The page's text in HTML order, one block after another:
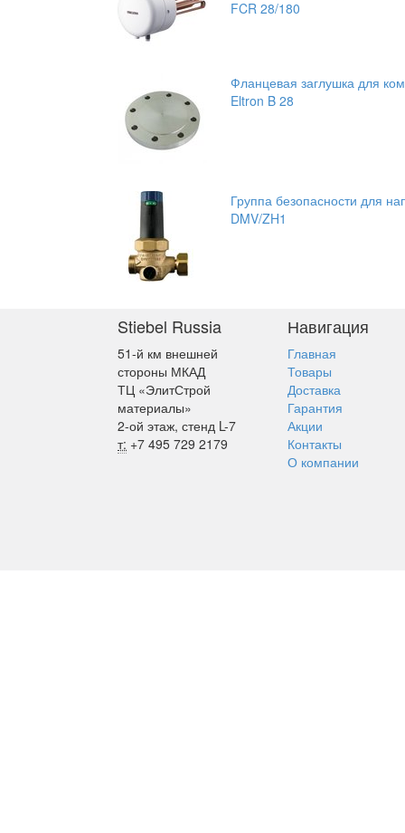
FCR 28/180
Фланцевая заглушка для
Eltron B 28
Группа безопасности для
DMV/ZH1
Stiebel Russia
51-й км внешней
стороны МКАД
ТЦ «ЭлитСтрой
материалы»
2-ой этаж, стенд L-7
т: +7 495 729 2179
Навигация
Главная
Товары
Доставка
Гарантия
Акции
Контакты
О компании